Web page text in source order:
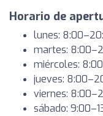
Horario de
lunes:
martes:
miércoles:
jueves:
viernes:
sábado: